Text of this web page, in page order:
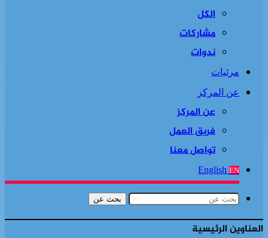
الكل
مشاركات
ندوات
مرئيات
عن المركز
عن المركز
فريق العمل
تواصل معنا
English EN
بحث عن
العناوين الرئيسية